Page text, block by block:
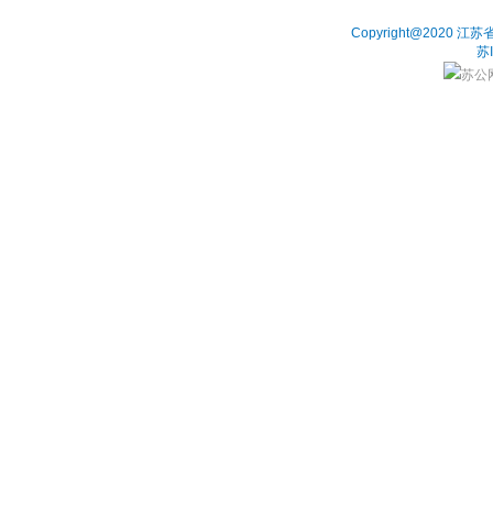
Copyright@2020 江苏
苏
苏公